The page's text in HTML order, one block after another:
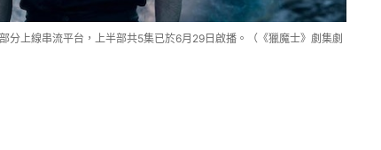
分上線串流平台，上半部共5集已於6月29日啟播。（《獵魔士》劇集劇